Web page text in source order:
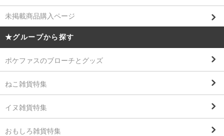
未掲載商品購入ページ
★グループから探す
ポケファスのブローチとグッズ
ねこ雑貨特集
イヌ雑貨特集
おもしろ雑貨特集